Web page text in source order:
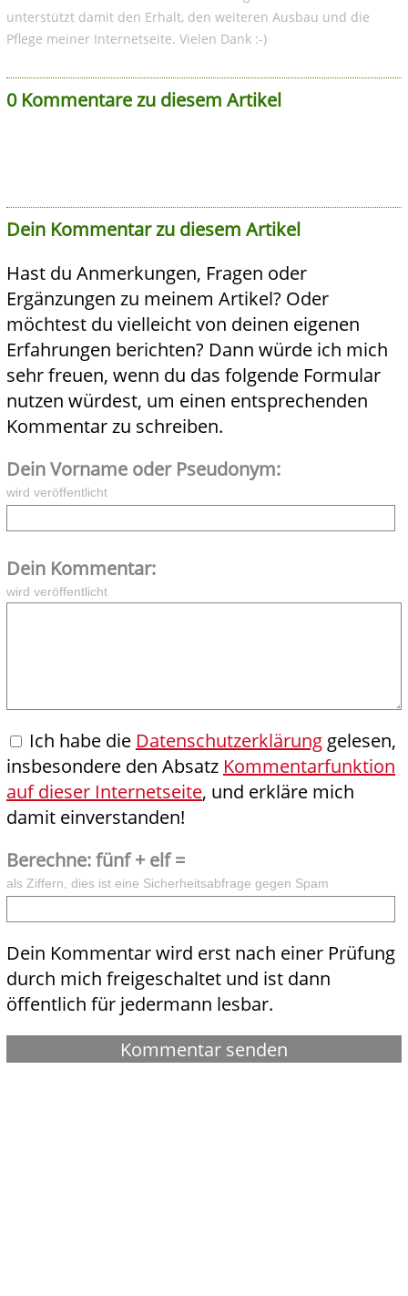
unterstützt damit den Erhalt, den weiteren Ausbau und die
Pflege meiner Internetseite. Vielen Dank :-)
0 Kommentare zu diesem Artikel
Dein Kommentar zu diesem Artikel
Hast du Anmerkungen, Fragen oder
Ergänzungen zu meinem Artikel? Oder
möchtest du vielleicht von deinen eigenen
Erfahrungen berichten? Dann würde ich mich
sehr freuen, wenn du das folgende Formular
nutzen würdest, um einen entsprechenden
Kommentar zu schreiben.
Dein Vorname oder Pseudonym:
wird veröffentlicht
Dein Kommentar:
wird veröffentlicht
Ich habe die Datenschutzerklärung gelesen,
insbesondere den Absatz Kommentarfunktion
auf dieser Internetseite, und erkläre mich
damit einverstanden!
Berechne: fünf + elf =
als Ziffern, dies ist eine Sicherheitsabfrage gegen Spam
Dein Kommentar wird erst nach einer Prüfung
durch mich freigeschaltet und ist dann
öffentlich für jedermann lesbar.